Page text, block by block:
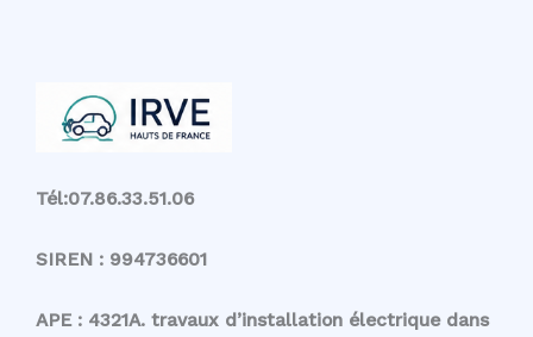
Tél:07.86.33.51.06
SIREN : 994736601
APE : 4321A. travaux d’installation électrique dans